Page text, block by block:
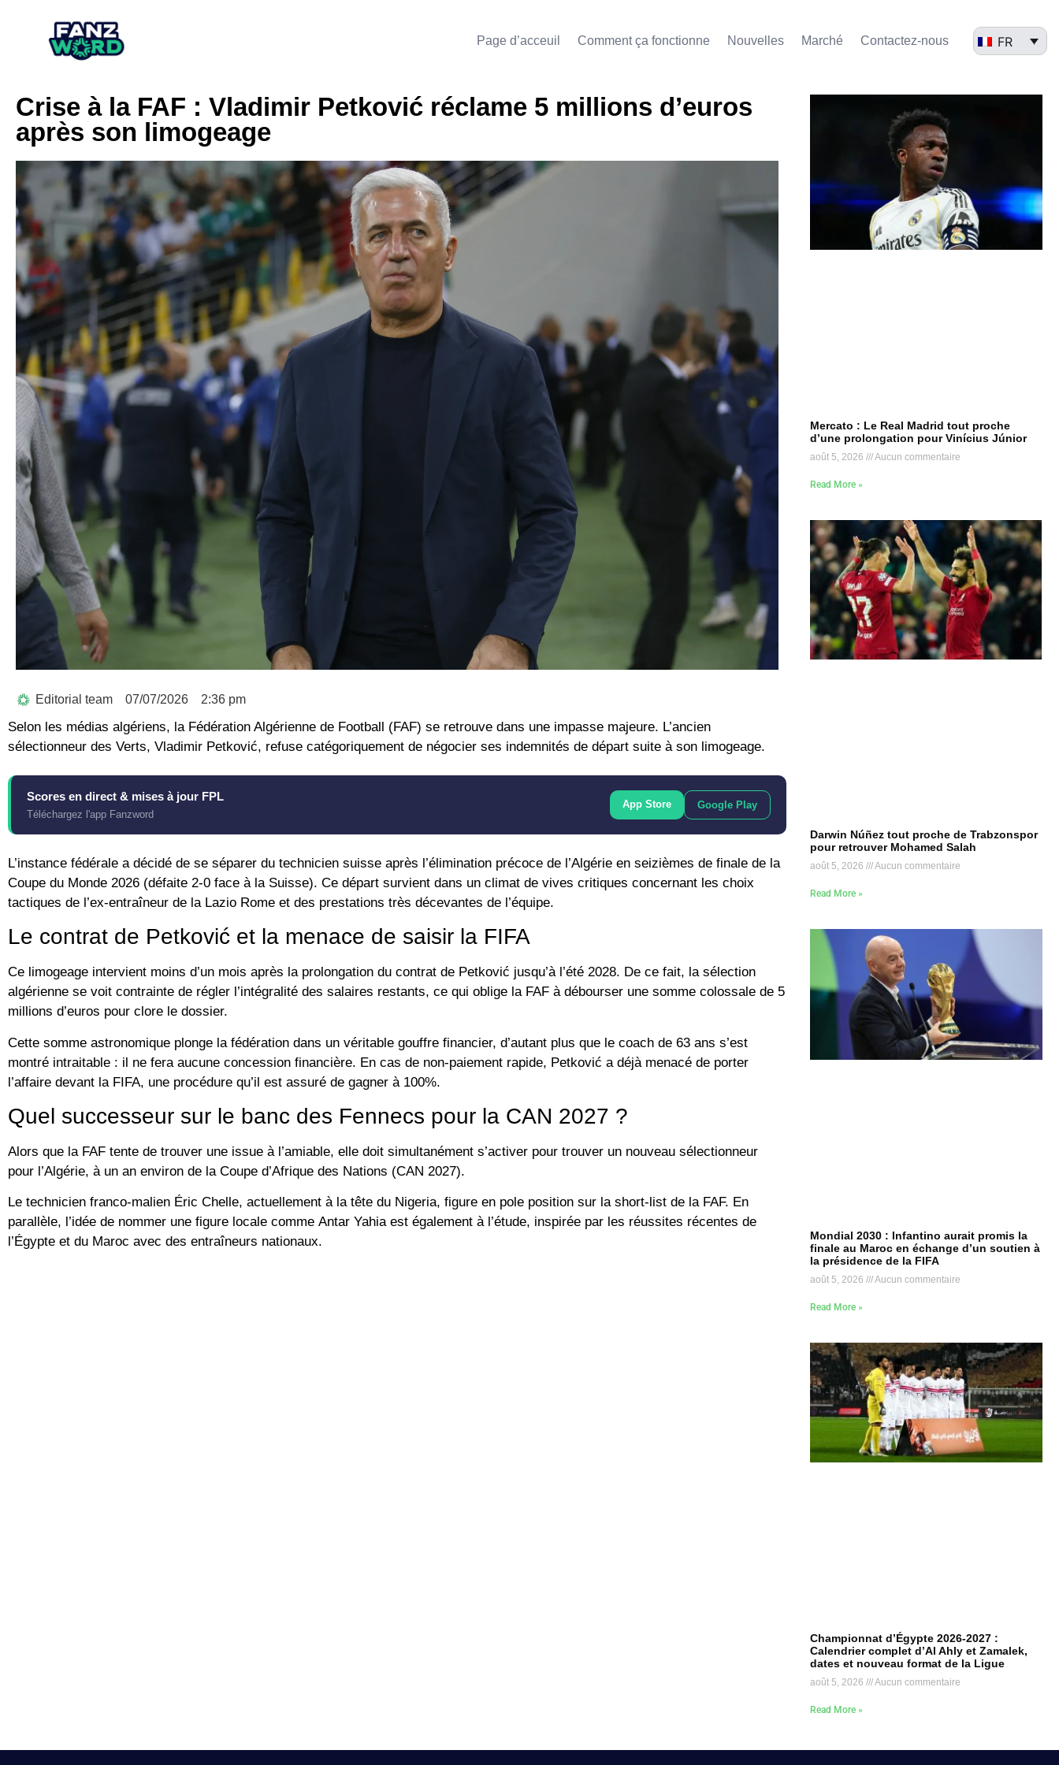
Page d’acceuil Comment ça fonctionne Nouvelles Marché​ Contactez-nous FR
Crise à la FAF : Vladimir Petković réclame 5 millions d’euros
après son limogeage
Editorial team 07/07/2026 2:36 pm
Selon les médias algériens, la Fédération Algérienne de Football (FAF) se retrouve dans une impasse majeure. L’ancien
sélectionneur des Verts, Vladimir Petković, refuse catégoriquement de négocier ses indemnités de départ suite à son limogeage.
Scores en direct & mises à jour FPL
Téléchargez l'app Fanzword
App Store Google Play
L’instance fédérale a décidé de se séparer du technicien suisse après l’élimination précoce de l’Algérie en seizièmes de finale de la
Coupe du Monde 2026 (défaite 2-0 face à la Suisse). Ce départ survient dans un climat de vives critiques concernant les choix
tactiques de l’ex-entraîneur de la Lazio Rome et des prestations très décevantes de l’équipe.
Le contrat de Petković et la menace de saisir la FIFA
Ce limogeage intervient moins d’un mois après la prolongation du contrat de Petković jusqu’à l’été 2028. De ce fait, la sélection
algérienne se voit contrainte de régler l’intégralité des salaires restants, ce qui oblige la FAF à débourser une somme colossale de 5
millions d’euros pour clore le dossier.
Cette somme astronomique plonge la fédération dans un véritable gouffre financier, d’autant plus que le coach de 63 ans s’est
montré intraitable : il ne fera aucune concession financière. En cas de non-paiement rapide, Petković a déjà menacé de porter
l’affaire devant la FIFA, une procédure qu’il est assuré de gagner à 100%.
Quel successeur sur le banc des Fennecs pour la CAN 2027 ?
Alors que la FAF tente de trouver une issue à l’amiable, elle doit simultanément s’activer pour trouver un nouveau sélectionneur
pour l’Algérie, à un an environ de la Coupe d’Afrique des Nations (CAN 2027).
Le technicien franco-malien Éric Chelle, actuellement à la tête du Nigeria, figure en pole position sur la short-list de la FAF. En
parallèle, l’idée de nommer une figure locale comme Antar Yahiaest également à l’étude, inspirée par les réussites récentes de
l’Égypte et du Maroc avec des entraîneurs nationaux.
Mercato : Le Real Madrid tout proche
d’une prolongation pour Vinícius Júnior
août 5, 2026 Aucun commentaire
Read More »
Darwin Núñez tout proche de Trabzonspor
pour retrouver Mohamed Salah
août 5, 2026 Aucun commentaire
Read More »
Mondial 2030 : Infantino aurait promis la
finale au Maroc en échange d’un soutien à
la présidence de la FIFA
août 5, 2026 Aucun commentaire
Read More »
Championnat d’Égypte 2026-2027 :
Calendrier complet d’Al Ahly et Zamalek,
dates et nouveau format de la Ligue
août 5, 2026 Aucun commentaire
Read More »